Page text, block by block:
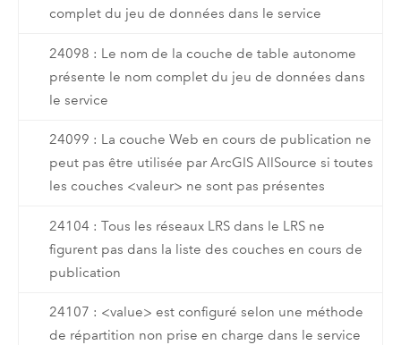
complet du jeu de données dans le service
24098 : Le nom de la couche de table autonome
présente le nom complet du jeu de données dans
le service
24099 : La couche Web en cours de publication ne
peut pas être utilisée par ArcGIS AllSource si toutes
les couches <valeur> ne sont pas présentes
24104 : Tous les réseaux LRS dans le LRS ne
figurent pas dans la liste des couches en cours de
publication
24107 : <value> est configuré selon une méthode
de répartition non prise en charge dans le service